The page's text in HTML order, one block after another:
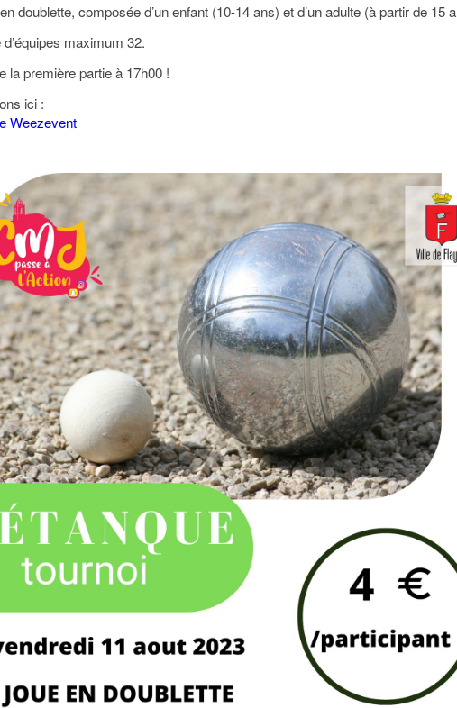
doublette, composée d’un enfant (10-14 ans) et d’un adulte (à partir de 15
maximum 32.
la première partie à 17h00 !
ici :
Weezevent